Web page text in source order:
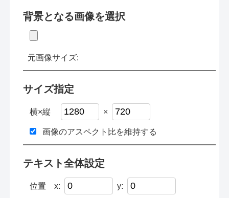
背景となる画像を選択
元画像サイズ:
サイズ指定
横×縦 ×
画像のアスペクト比を維持する
テキスト全体設定
位置 x: y: